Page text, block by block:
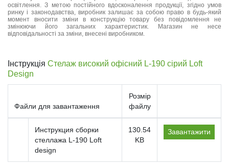
освітлення. З метою постійного вдосконалення продукції, згідно умов
ринку і законодавства, виробник залишає за собою право в будь-який
момент вносити зміни в конструкцію товару без повідомлення не
змінюючи його загальних характеристик. Магазин не несе
відповідальності за зміни, внесені виробником.
Інструкція Стелаж високий офісний L-190 сірий Loft
Design
Файли для завантаження
Розмір
файлу
Инструкция сборки
стеллажа L-190 Loft
design
130.54
KB
Завантажити